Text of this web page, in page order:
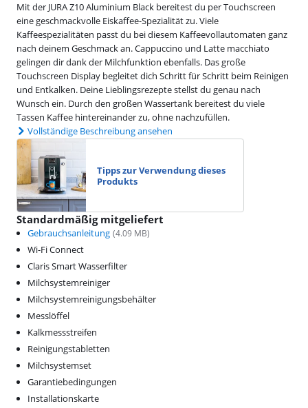
Mit der JURA Z10 Aluminium Black bereitest du per Touchscreen
eine geschmackvolle Eiskaffee-Spezialität zu. Viele
Kaffeespezialitäten passt du bei diesem Kaffeevollautomaten ganz
nach deinem Geschmack an. Cappuccino und Latte macchiato
gelingen dir dank der Milchfunktion ebenfalls. Das große
Touchscreen Display begleitet dich Schritt für Schritt beim Reinigen
und Entkalken. Deine Lieblingsrezepte stellst du genau nach
Wunsch ein. Durch den großen Wassertank bereitest du viele
Tassen Kaffee hintereinander zu, ohne nachzufüllen.
Vollständige Beschreibung ansehen
Tipps zur Verwendung dieses
Produkts
Standardmäßig mitgeliefert
Gebrauchsanleitung (4.09 MB)
Wi-Fi Connect
Claris Smart Wasserfilter
Milchsystemreiniger
Milchsystemreinigungsbehälter
Messlöffel
Kalkmessstreifen
Reinigungstabletten
Milchsystemset
Garantiebedingungen
Installationskarte